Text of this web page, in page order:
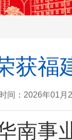
获福
间：2026年01月
南事